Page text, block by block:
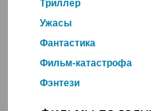
Триллер
Ужасы
Фантастика
Фильм-катастрофа
Фэнтези